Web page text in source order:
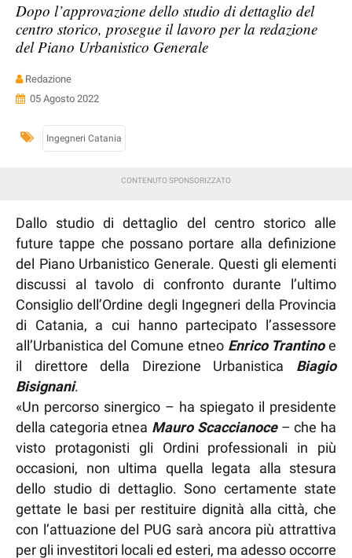
Dopo l’approvazione dello studio di dettaglio del
centro storico, prosegue il lavoro per la redazione
del Piano Urbanistico Generale
Redazione
05 Agosto 2022
Ingegneri Catania
Dallo studio di dettaglio del centro storico alle
future tappe che possano portare alla definizione
del Piano Urbanistico Generale. Questi gli elementi
discussi al tavolo di confronto durante l’ultimo
Consiglio dell’Ordine degli Ingegneri della Provincia
di Catania, a cui hanno partecipato l’assessore
all’Urbanistica del Comune etneo Enrico Trantinoe
il direttore della Direzione Urbanistica Biagio
Bisignani.
«Un percorso sinergico – ha spiegato il presidente
della categoria etnea Mauro Scaccianoce– che ha
visto protagonisti gli Ordini professionali in più
occasioni, non ultima quella legata alla stesura
dello studio di dettaglio. Sono certamente state
gettate le basi per restituire dignità alla città, che
con l’attuazione del PUG sarà ancora più attrattiva
per gli investitori locali ed esteri, ma adesso occorre